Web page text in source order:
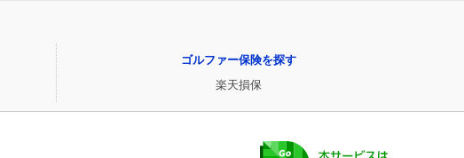
ゴルファー保険を探す
楽天損保